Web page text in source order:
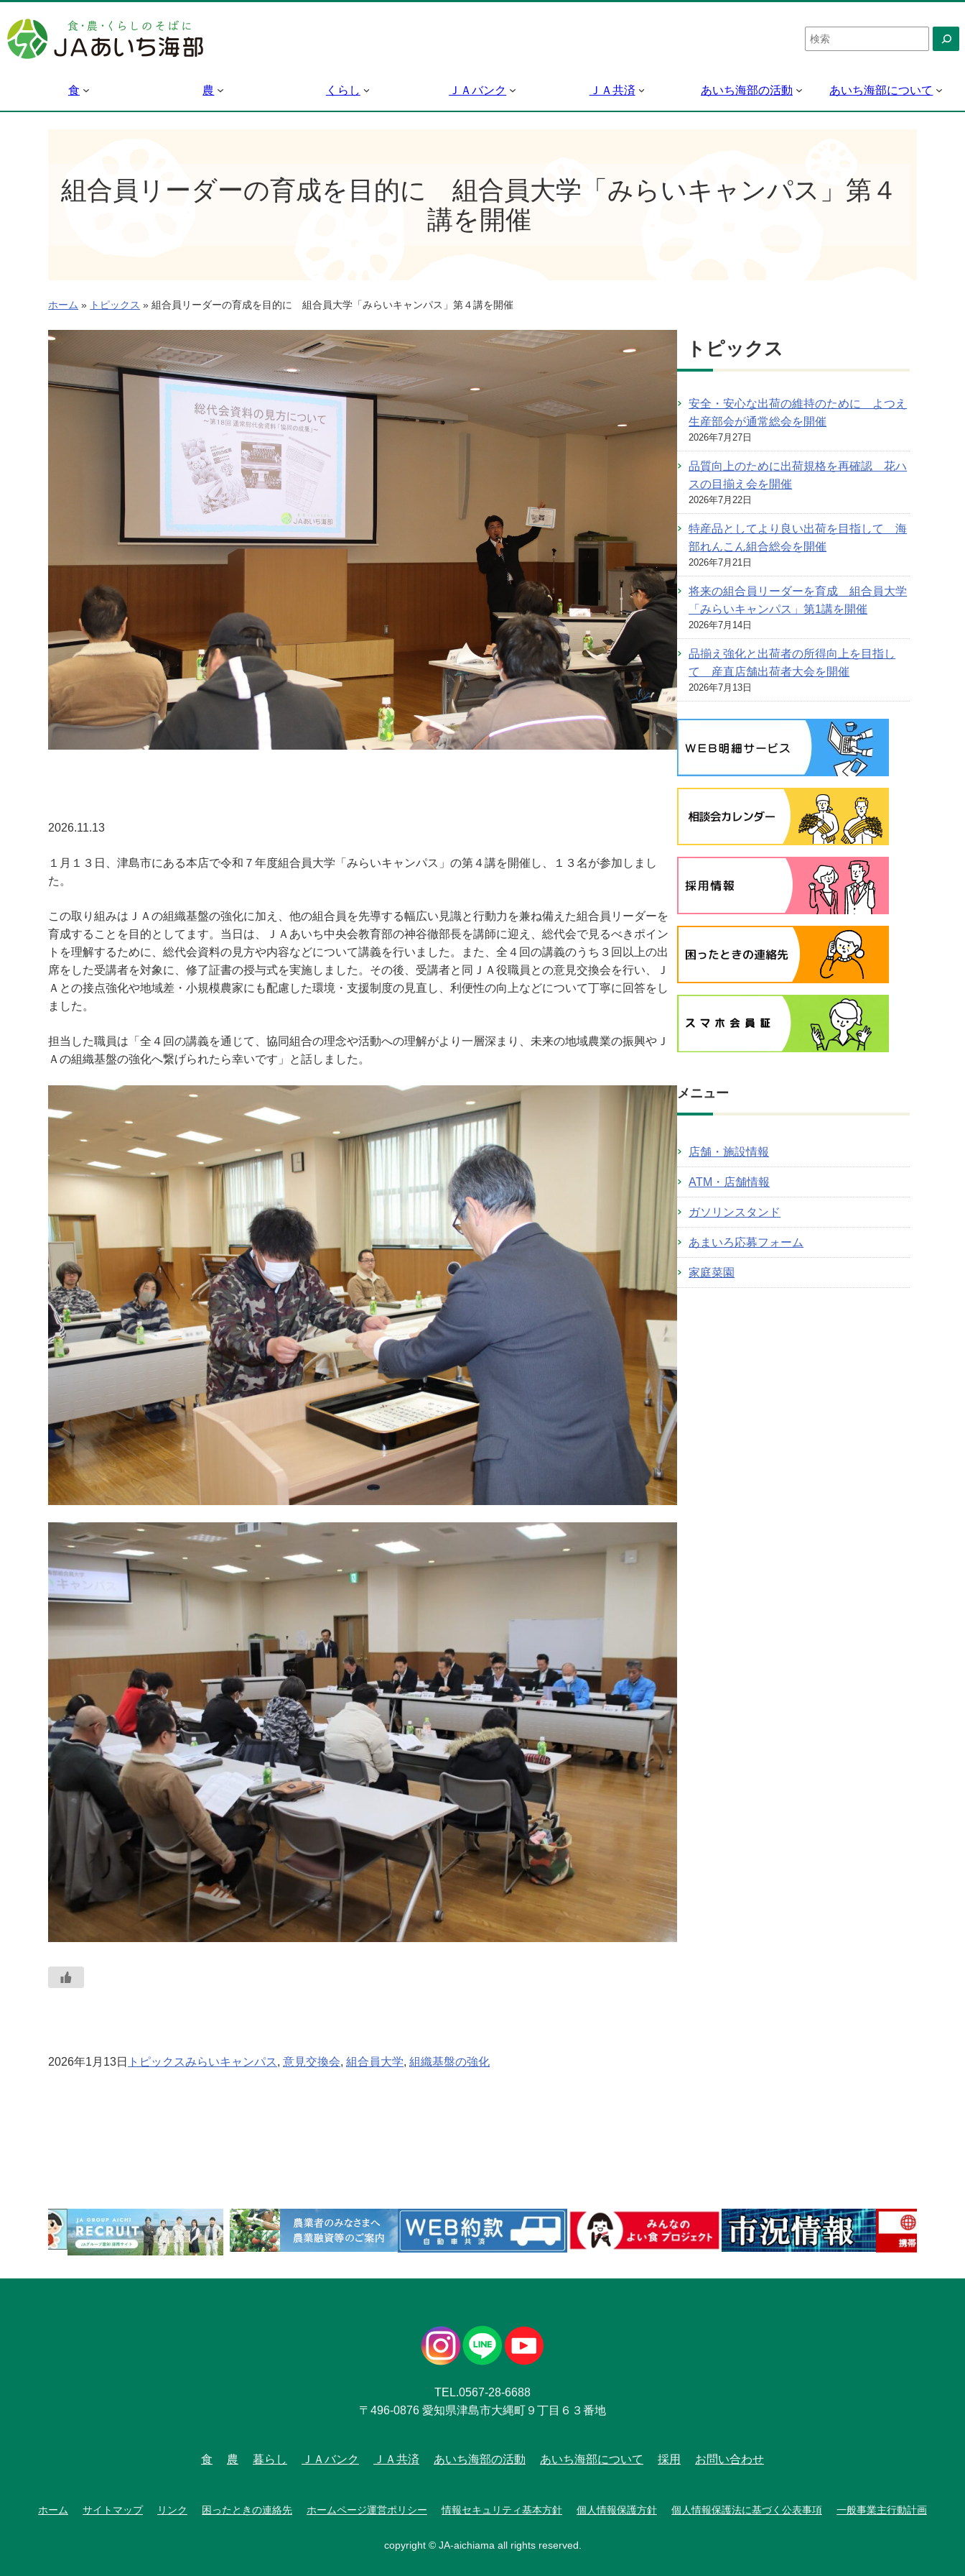
容
を
検
索
食 農 くらし ＪＡバンク ＪＡ共済 あいち海部の活動 あいち海部について
組合員リーダーの育成を目的に 組合員大学「みらいキャンパス」第４
講を開催
ホーム » トピックス » 組合員リーダーの育成を目的に 組合員大学「みらいキャンパス」第４講を開催
2026.11.13
１月１３日、津島市にある本店で令和７年度組合員大学「みらいキャンパス」の第４講を開催し、１３名が参加しまし
た。
この取り組みはＪＡの組織基盤の強化に加え、他の組合員を先導する幅広い見識と行動力を兼ね備えた組合員リーダーを
育成することを目的としてます。当日は、ＪＡあいち中央会教育部の神谷徹部長を講師に迎え、総代会で見るべきポイン
トを理解するために、総代会資料の見方や内容などについて講義を行いました。また、全４回の講義のうち３回以上の出
席をした受講者を対象に、修了証書の授与式を実施しました。その後、受講者と同ＪＡ役職員との意見交換会を行い、Ｊ
Ａとの接点強化や地域差・小規模農家にも配慮した環境・支援制度の見直し、利便性の向上などについて丁寧に回答をし
ました。
担当した職員は「全４回の講義を通じて、協同組合の理念や活動への理解がより一層深まり、未来の地域農業の振興やＪ
Ａの組織基盤の強化へ繋げられたら幸いです」と話しました。
2026年1月13日 トピックスみらいキャンパス , 意見交換会, 組合員大学, 組織基盤の強化
トピックス
安全・安心な出荷の維持のために よつえ
生産部会が通常総会を開催
2026年7月27日
品質向上のために出荷規格を再確認 花ハ
スの目揃え会を開催
2026年7月22日
特産品としてより良い出荷を目指して 海
部れんこん組合総会を開催
2026年7月21日
将来の組合員リーダーを育成 組合員大学
「みらいキャンパス」第1講を開催
2026年7月14日
品揃え強化と出荷者の所得向上を目指し
て 産直店舗出荷者大会を開催
2026年7月13日
メニュー
店舗・施設情報
ATM・店舗情報
ガソリンスタンド
あまいろ応募フォーム
家庭菜園
1
TEL.0567-28-6688
〒496-0876 愛知県津島市大縄町９丁目６３番地
食 農 暮らし ＪＡバンク ＪＡ共済 あいち海部の活動 あいち海部について 採用 お問い合わせ
ホーム サイトマップ リンク 困ったときの連絡先 ホームページ運営ポリシー 情報セキュリティ基本方針 個人情報保護方針 個人情報保護法に基づく公表事項 一般事業主行動計画
copyright © JA-aichiama all rights reserved.